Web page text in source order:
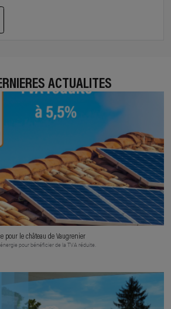
ACTUALITÉS
pour le château de Vaugrenier
pour bénéficier de la TVA réduite.